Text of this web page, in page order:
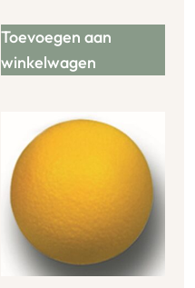
Toevoegen aan
winkelwagen